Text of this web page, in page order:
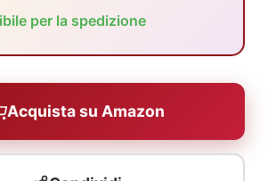
per la spedizione
Acquista su Amazon